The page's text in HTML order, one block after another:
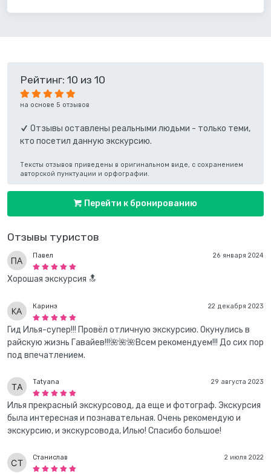
Отзывы туристов
26 января 2024
Павел
Хорошая экскурсия 🔝
22 декабря 2023
Каринэ
Гид Илья-супер!!! Провёл отличную экскурсию. Окунулись в
райскую жизнь Гавайев!!!🌺🌺🌺Всем рекомендуем!!! До сих пор
под впечатлением.
29 августа 2023
Tatyana
Илья прекрасный экскурсовод, да еще и фотограф. Экскурсия
была интересная и познавательная. Очень рекомендую и
экскурсию, и экскурсовода, Илью! Спасибо большое!
2 июля 2022
Станислав
Рейтинг: 10 из 10
на основе 5 отзывов
Отзывы оставлены реальными людьми - только теми,
кто посетил данную экскурсию.
Тексты отзывов приведены в оригинальном виде, с сохранением
авторской пунктуации и орфографии.
Перейти к бронированию